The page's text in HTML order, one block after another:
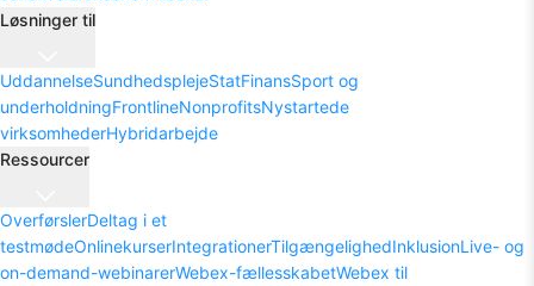
Løsninger til
UddannelseSundhedsplejeStatFinansSport og
underholdningFrontlineNonprofitsNystartede
virksomhederHybridarbejde
Ressourcer
OverførslerDeltag i et
testmødeOnlinekurserIntegrationerTilgængelighedInklusionLive- og
on-demand-webinarerWebex-fællesskabetWebex til